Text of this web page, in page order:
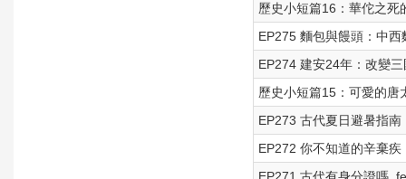
歷史小短篇16：華佗之死
EP275 麵包與饅頭：中
EP274 建安24年：改變
歷史小短篇15：可愛的唐
EP273 古代夏日避暑指
EP272 你不知道的辛棄